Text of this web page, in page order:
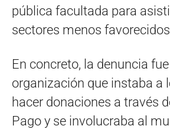
pública facultada para
sectores menos
En concreto, la denuncia
organización que instaba a
hacer donaciones a través
Pago y se involucraba al